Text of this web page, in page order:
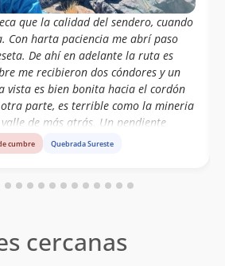
Rodrigo Pastene
Martin Haas
Benavente
Cox
Mellado
Felipe Núñez Cristi
Sanhueza
que la calidad del sendero, cuando
Con harta paciencia me abrí paso
De ahí en adelante la ruta es
me recibieron dos cóndores y un
vista es bien bonita hacia el cordón
parte, es terrible como la mineria
de más atrás. Un pendiente
cumbre Quebrada Sureste
cercanas